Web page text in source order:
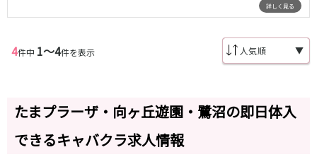
詳しく見る
4件中 1〜4件を表示 ▼
たまプラーザ・向ヶ丘遊園・鷺沼の即日体入
できるキャバクラ求人情報
五反田
蒲田
渋谷
秋葉原
中野
赤坂
小岩・新小岩
上野御徒町駅
東中野駅
飯田橋駅
森下駅
勝どき駅
豊島園駅